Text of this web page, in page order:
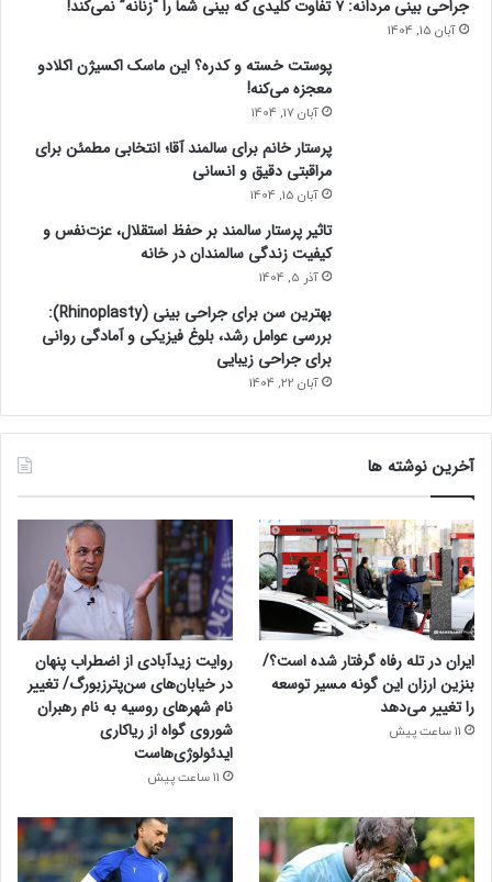
جراحی بینی مردانه: ۷ تفاوت کلیدی که بینی شما را “زنانه” نمی‌کند!
آبان 15, 1404
پوستت خسته و کدره؟ این ماسک اکسیژن اکلادو
معجزه می‌کنه!
آبان 17, 1404
پرستار خانم برای سالمند آقا؛ انتخابی مطمئن برای
مراقبتی دقیق و انسانی
آبان 15, 1404
تاثیر پرستار سالمند بر حفظ استقلال، عزت‌نفس و
کیفیت زندگی سالمندان در خانه
آذر 5, 1404
بهترین سن برای جراحی بینی (Rhinoplasty):
بررسی عوامل رشد، بلوغ فیزیکی و آمادگی روانی
برای جراحی زیبایی
آبان 22, 1404
آخرین نوشته ها
ایران در تله رفاه گرفتار شده است؟/
بنزین ارزان این گونه مسیر توسعه
را تغییر می‌دهد
11 ساعت پیش
روایت زیدآبادی از اضطراب پنهان
در خیابان‌های سن‌پترزبورگ/ تغییر
نام شهرهای روسیه به نام رهبران
شوروی گواه از ریاکاری
ایدئولوژی‌هاست
11 ساعت پیش